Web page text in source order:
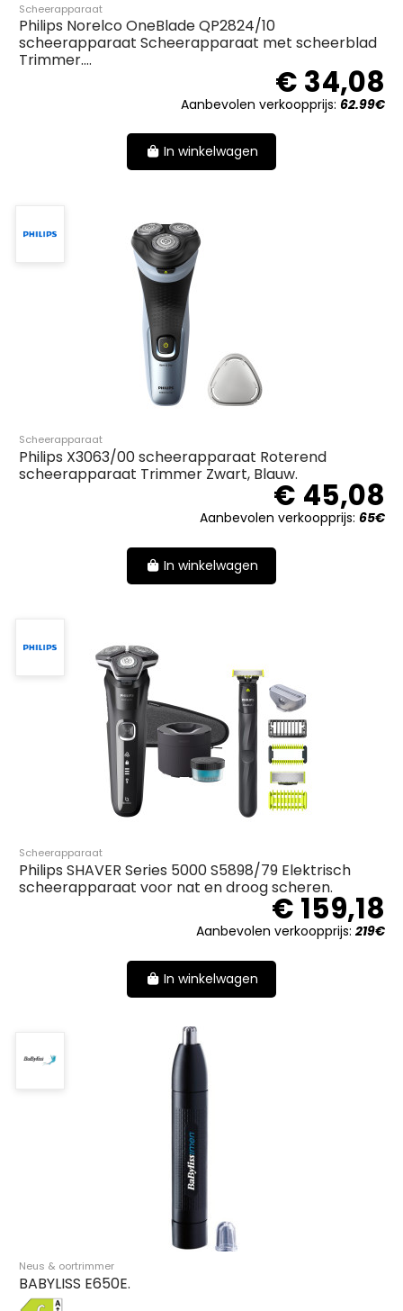
Scheerapparaat
Philips Norelco OneBlade QP2824/10
scheerapparaat Scheerapparaat met scheerblad
Trimmer....
€ 34,08
Aanbevolen verkoopprijs: 62.99€
In winkelwagen
Scheerapparaat
Philips X3063/00 scheerapparaat Roterend
scheerapparaat Trimmer Zwart, Blauw.
€ 45,08
Aanbevolen verkoopprijs: 65€
In winkelwagen
Scheerapparaat
Philips SHAVER Series 5000 S5898/79 Elektrisch
scheerapparaat voor nat en droog scheren.
€ 159,18
Aanbevolen verkoopprijs: 219€
In winkelwagen
Neus & oortrimmer
BABYLISS E650E.
C